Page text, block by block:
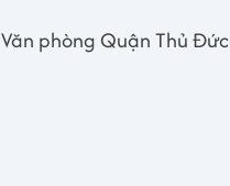
Văn phòng Quận Thủ Đức